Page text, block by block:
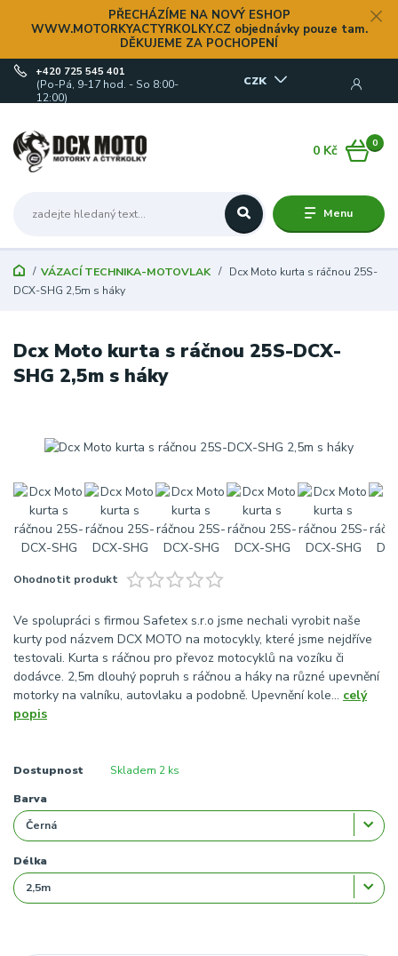
PŘECHÁZÍME NA NOVÝ ESHOP
WWW.MOTORKYACTYRKOLKY.CZ objednávky pouze tam.
DĚKUJEME ZA POCHOPENÍ
Menu
CZK
+420 725 545 401
(Po-Pá, 9-17 hod. - So 8:00-
12:00)
0
0 Kč
VÁZACÍ TECHNIKA-MOTOVLAK
Dcx Moto kurta s ráčnou 25S-
DCX-SHG 2,5m s háky
Dcx Moto kurta s ráčnou 25S-DCX-
SHG 2,5m s háky
Ohodnotit produkt
Ve spolupráci s firmou Safetex s.r.o jsme nechali vyrobit naše
kurty pod názvem DCX MOTO na motocykly, které jsme nejdříve
testovali. Kurta s ráčnou pro převoz motocyklů na vozíku či
dodávce. 2,5m dlouhý popruh s ráčnou a háky na různé upevnění
motorky na valníku, autovlaku a podobně. Upevnění kole... celý
popis
Dostupnost Skladem 2 ks
Barva
Délka